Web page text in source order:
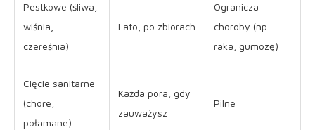
Pestkowe (śliwa,
wiśnia,
czereśnia)
Lato, po zbiorach
Ogranicza
choroby (np.
raka, gumozę)
Cięcie sanitarne
(chore,
połamane)
Każda pora, gdy
zauważysz
Pilne